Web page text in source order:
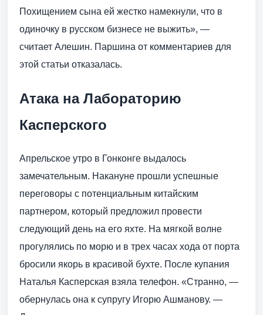
Похищением сына ей жестко намекнули, что в
одиночку в русском бизнесе не выжить», —
считает Алешин. Паршина от комментариев для
этой статьи отказалась.
Атака на Лабораторию
Касперского
Апрельское утро в Гонконге выдалось
замечательным. Накануне прошли успешные
переговоры с потенциальным китайским
партнером, который предложил провести
следующий день на его яхте. На мягкой волне
прогулялись по морю и в трех часах хода от порта
бросили якорь в красивой бухте. После купания
Наталья Касперская взяла телефон. «Странно, —
обернулась она к супругу Игорю Ашманову. —